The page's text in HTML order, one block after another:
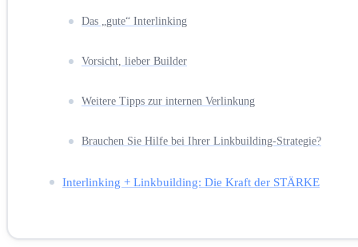
Das „gute“ Interlinking
Vorsicht, lieber Builder
Weitere Tipps zur internen Verlinkung
Brauchen Sie Hilfe bei Ihrer Linkbuilding-Strategie?
Interlinking + Linkbuilding: Die Kraft der STÄRKE